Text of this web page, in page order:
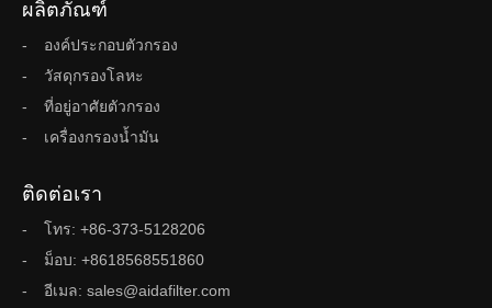
ผลิตภัณฑ์
องค์ประกอบตัวกรอง
วัสดุกรองโลหะ
ที่อยู่อาศัยตัวกรอง
เครื่องกรองน้ำมัน
ติดต่อเรา
โทร: +86-373-5128206
ม็อบ: +8618568551860
อีเมล: sales@aidafilter.com